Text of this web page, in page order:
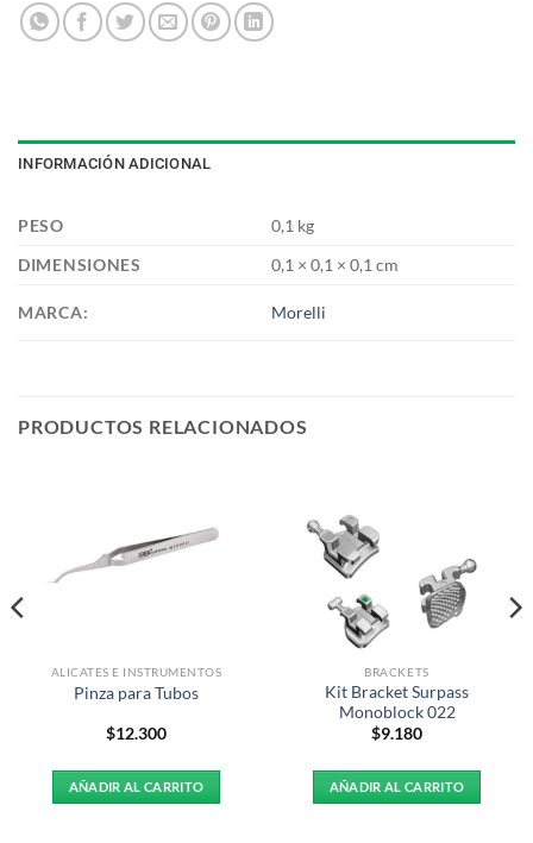
INFORMACIÓN ADICIONAL
PESO
0,1 kg
DIMENSIONES
0,1 × 0,1 × 0,1 cm
MARCA: Morelli
PRODUCTOS RELACIONADOS
ALICATES E INSTRUMENTOS
Pinza para Tubos
$12.300
AÑADIR AL CARRITO
BRACKETS
Kit Bracket Surpass
Monoblock 022
$9.180
AÑADIR AL CARRITO